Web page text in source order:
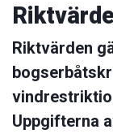
Riktvärden
Uppgifterna